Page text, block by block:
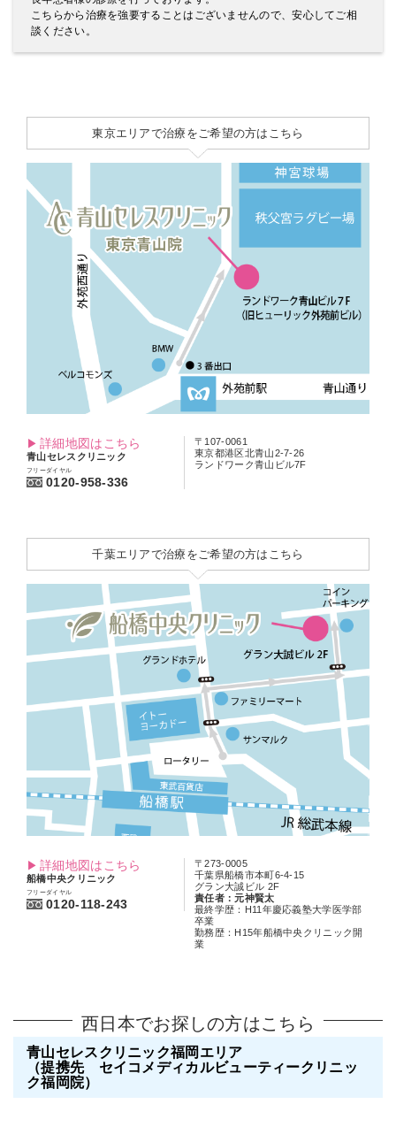
こちらから治療を強要することはございませんので、安心してご相
談ください。
東京エリアで治療をご希望の方はこちら
詳細地図はこちら
青山セレスクリニック
フリーダイヤル
0120-958-336
〒107-0061
東京都港区北青山2-7-26
ランドワーク青山ビル7F
千葉エリアで治療をご希望の方はこちら
詳細地図はこちら
船橋中央クリニック
フリーダイヤル
0120-118-243
〒273-0005
千葉県船橋市本町6-4-15
グラン大誠ビル 2F
責任者：元神賢太
最終学歴：H11年慶応義塾大学医学部
卒業
勤務歴：H15年船橋中央クリニック開
業
西日本でお探しの方はこちら
青山セレスクリニック福岡エリア
（提携先 セイコメディカルビューティークリニッ
ク福岡院）